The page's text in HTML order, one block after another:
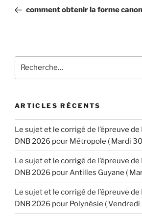
l’article
précédent
comment obtenir la forme
pour
ARTICLES RÉCENTS
Le sujet et le corrigé de l’épreuve
DNB 2026 pour Métropole ( Mardi
Le sujet et le corrigé de l’épreuve
DNB 2026 pour Antilles Guyane (
Le sujet et le corrigé de l’épreuve
DNB 2026 pour Polynésie ( Vendredi